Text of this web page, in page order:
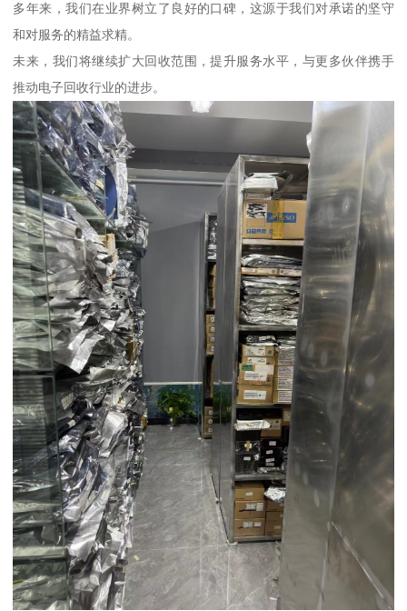
多年来，我们在业界树立了良好的口碑，这源于我们对承诺的坚守
和对服务的精益求精。
未来，我们将继续扩大回收范围，提升服务水平，与更多伙伴携手
推动电子回收行业的进步。